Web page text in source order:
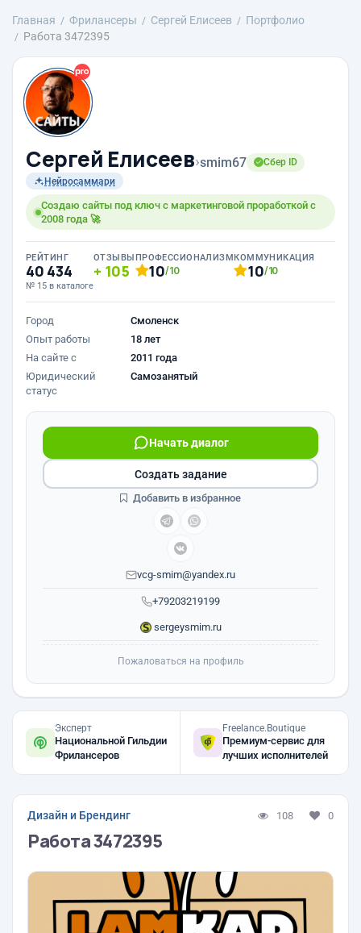
Главная Фрилансеры Сергей Елисеев
Портфолио
Работа 3472395
Сергей Елисеев›smim67
Сбер ID
Нейросаммари
Создаю сайты под ключ с маркетинговой проработкой с
2008 года 🚀
РЕЙТИНГ
40 434
№ 15 в каталоге
ОТЗЫВЫ
105
ПРОФЕССИОНАЛИЗМ
10/10
КОММУНИКАЦИЯ
10/10
Город
Смоленск
Опыт работы
18 лет
На сайте с
2011 года
Юридический
статус
Самозанятый
+79203219199
Начать диалог
vcg-smim@yandex.ru
sergeysmim.ru
Создать задание
Добавить в избранное
Пожаловаться на профиль
Эксперт
Национальной Гильдии
Фрилансеров
Freelance.Boutique
Премиум-сервис для
лучших исполнителей
Дизайн и Брендинг 108 0
Работа 3472395